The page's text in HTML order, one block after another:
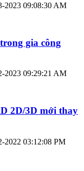
2023 09:08:30 AM
gia công
2023 09:29:21 AM
2D/3D mới thay
2022 03:12:08 PM